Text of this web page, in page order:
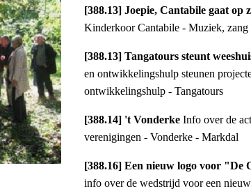
[388.13] Joepie, Cantabile gaat op
Kinderkoor Cantabile - Muziek, zang
[388.13] Tangatours steunt
en ontwikkelingshulp steunen
ontwikkelingshulp - Tangatours
[388.14] 't Vonderke Info over de
verenigingen - Vonderke - Markdal
[388.16] Een nieuw logo voor "De
info over de wedstrijd voor een